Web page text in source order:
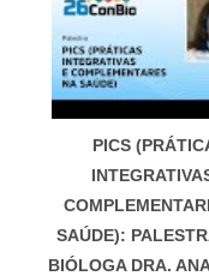
PICS
SAÚDE):
BIÓLOGA DRA.